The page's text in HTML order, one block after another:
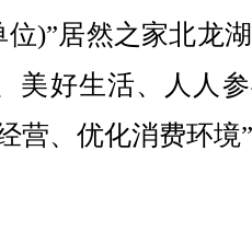
)”居然之家北龙
美好生活、人人
营、优化消费环境